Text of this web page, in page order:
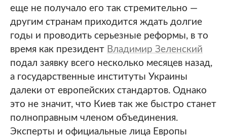
еще не получало его так стремительно —
другим странам приходится ждать долгие
годы и проводить серьезные реформы, в то
время как президент Владимир Зеленский
подал заявку всего несколько месяцев назад,
а государственные институты Украины
далеки от европейских стандартов. Однако
это не значит, что Киев так же быстро станет
полноправным членом объединения.
Эксперты и официальные лица Европы